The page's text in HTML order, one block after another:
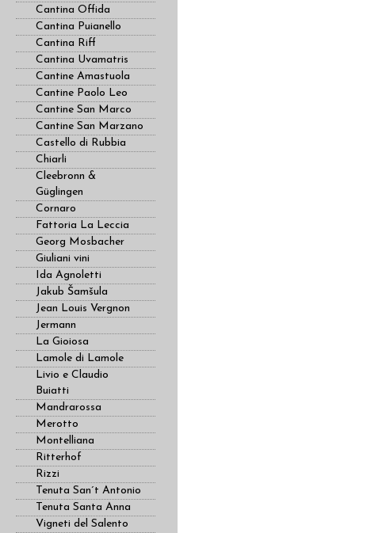
Cantina Offida
Cantina Puianello
Cantina Riff
Cantina Uvamatris
Cantine Amastuola
Cantine Paolo Leo
Cantine San Marco
Cantine San Marzano
Castello di Rubbia
Chiarli
Cleebronn &
Güglingen
Cornaro
Fattoria La Leccia
Georg Mosbacher
Giuliani vini
Ida Agnoletti
Jakub Šamšula
Jean Louis Vergnon
Jermann
La Gioiosa
Lamole di Lamole
Livio e Claudio
Buiatti
Mandrarossa
Merotto
Montelliana
Ritterhof
Rizzi
Tenuta San´t Antonio
Tenuta Santa Anna
Vigneti del Salento